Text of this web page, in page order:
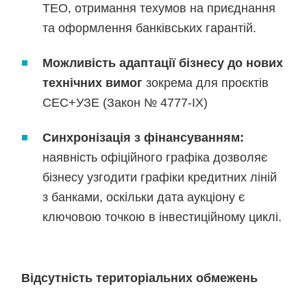
ТЕО, отримання техумов на приєднання
та оформлення банківських гарантій.
Можливість адаптації бізнесу до нових
технічних вимог зокрема для проєктів
СЕС+УЗЕ (Закон № 4777-IX)
Синхронізація з фінансуванням:
наявність офіційного графіка дозволяє
бізнесу узгодити графіки кредитних ліній
з банками, оскільки дата аукціону є
ключовою точкою в інвестиційному циклі.
Відсутність територіальних обмежень